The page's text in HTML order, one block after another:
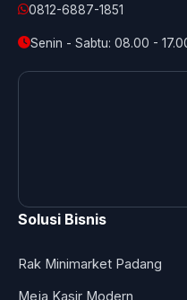
0812-6887-1851
Senin - Sabtu: 08.00 -
Solusi Bisnis
Rak Minimarket Padang
Meja Kasir Modern